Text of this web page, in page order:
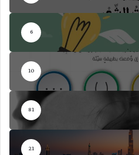
6
10
81
21